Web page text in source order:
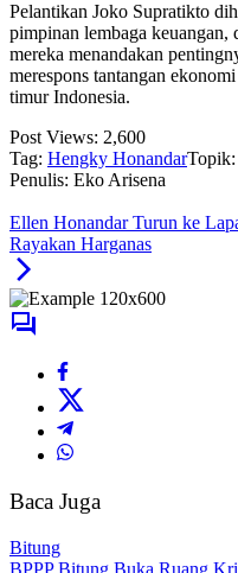
Pelantikan Joko Supratikto
pimpinan lembaga keuangan,
mereka menandakan
merespons tantangan
timur Indonesia.
Post Views: 2,600
Tag: Hengky HonandarTopik:
Penulis: Eko Arisena
Ellen Honandar Turun ke
Rayakan Harganas
Baca Juga
Bitung
BPPP Bitung Buka Ruang